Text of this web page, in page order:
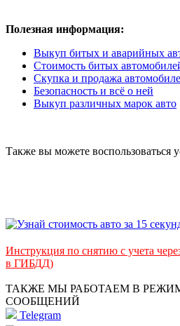
Полезная информация:
Выкуп битых и аварийных
Стоимость битых
Скупка и продажа
Безопасность и всё о ней
Выкуп различных марок авто
Также вы можете воспользоваться
Инструкция по снятию с учета
в ГИБДД)
ТАКЖЕ МЫ РАБОТАЕМ В
СООБЩЕНИЙ
Telegram